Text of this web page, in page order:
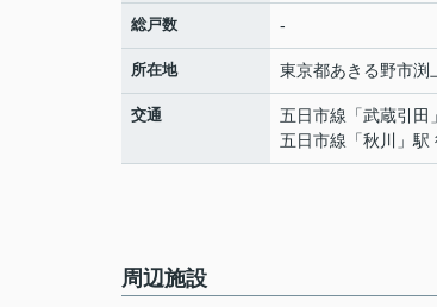
総戸数 -
所在地 東京都あきる野市渕
交通 五日市線 「武蔵引田
五日市線 「秋川 」
周辺施設